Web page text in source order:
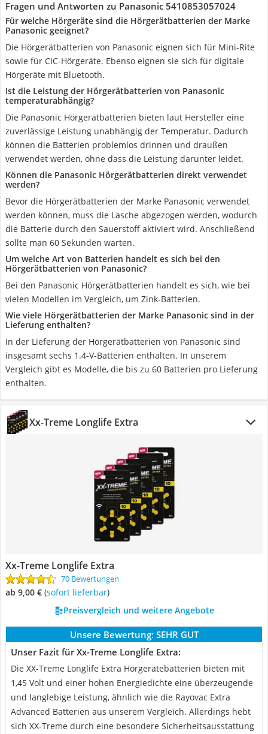
Fragen und Antworten zu Panasonic 5410853057024
Für welche Hörgeräte sind die Hörgerätbatterien der Marke
Panasonic geeignet?
Die Hörgerätbatterien von Panasonic eignen sich für Mini-Rite
sowie für CIC-Hörgeräte. Ebenso eignen sie sich für digitale
Hörgeräte mit Bluetooth.
Ist die Leistung der Hörgerätbatterien von Panasonic
temperaturabhängig?
Die Panasonic Hörgerätbatterien bieten laut Hersteller eine
zuverlässige Leistung unabhängig der Temperatur. Dadurch
können die Batterien problemlos drinnen und draußen
verwendet werden, ohne dass die Leistung darunter leidet.
Können die Panasonic Hörgerätbatterien direkt verwendet
werden?
Bevor die Hörgerätbatterien der Marke Panasonic verwendet
werden können, muss die Lasche abgezogen werden, wodurch
die Batterie durch den Sauerstoff aktiviert wird. Anschließend
sollte man 60 Sekunden warten.
Um welche Art von Batterien handelt es sich bei den
Hörgerätbatterien von Panasonic?
Bei den Panasonic Hörgerätbatterien handelt es sich, wie bei
vielen Modellen im Vergleich, um Zink-Batterien.
Wie viele Hörgerätbatterien der Marke Panasonic sind in der
Lieferung enthalten?
In der Lieferung der Hörgerätbatterien von Panasonic sind
insgesamt sechs 1.4-V-Batterien enthalten. In unserem
Vergleich gibt es Modelle, die bis zu 60 Batterien pro Lieferung
enthalten.
Xx-Treme Longlife Extra
Xx-Treme Longlife Extra
70 Bewertungen
ab 9,00 € ( Sofort lieferbar)
Preisvergleich und weitere Angebote
Unsere Bewertung: SEHR GUT
Unser Fazit für Xx-Treme Longlife Extra:
Die XX-Treme Longlife Extra Hörgerätebatterien bieten mit
1,45 Volt und einer hohen Energiedichte eine überzeugende
und langlebige Leistung, ähnlich wie die Rayovac Extra
Advanced Batterien aus unserem Vergleich. Allerdings hebt
sich XX-Treme durch eine besondere Sicherheitsausstattung